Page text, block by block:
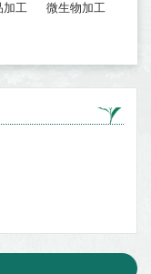
加工 微生物加工